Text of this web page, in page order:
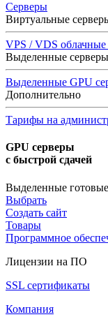
Серверы
Виртуальные
VPS / VDS облачные
Выделенные серверы
Выделенные GPU
Дополнительно
Тарифы на
GPU серверы
с быстрой сдачей
Выделенные
Выбрать
Создать сайт
Товары
Программное
Лицензии на ПО
SSL сертификаты
Компания